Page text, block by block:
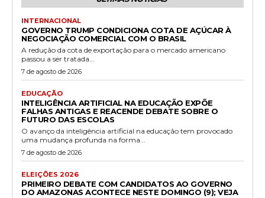
INTERNACIONAL
GOVERNO TRUMP CONDICIONA COTA DE AÇÚCAR À
NEGOCIAÇÃO COMERCIAL COM O BRASIL
A redução da cota de exportação para o mercado americano
passou a ser tratada...
7 de agosto de 2026
EDUCAÇÃO
INTELIGÊNCIA ARTIFICIAL NA EDUCAÇÃO EXPÕE
FALHAS ANTIGAS E REACENDE DEBATE SOBRE O
FUTURO DAS ESCOLAS
O avanço da inteligência artificial na educação tem provocado
uma mudança profunda na forma...
7 de agosto de 2026
ELEIÇÕES 2026
PRIMEIRO DEBATE COM CANDIDATOS AO GOVERNO
DO AMAZONAS ACONTECE NESTE DOMINGO (9); VEJA